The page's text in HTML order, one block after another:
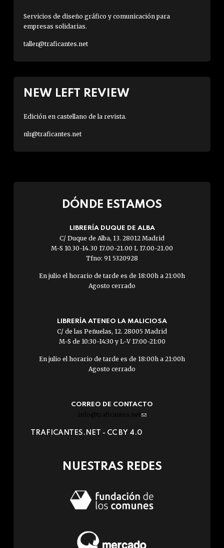
Servicios de diseño gráfico y comunicación para
empresas solidarias.
taller@traficantes.net
NEW LEFT REVIEW
Edición en castellano de la revista.
nlr@traficantes.net
DÓNDE ESTAMOS
LIBRERÍA DUQUE DE ALBA
C/ Duque de Alba, 13. 28012 Madrid
M-S 10.30-14.30 17.00-21.00 L 17.00-21.00
Tfno: 91 5320928
En julio el horario de tarde es de 18:00h a 21:00h
Agosto cerrado
LIBRERÍA ATENEO LA MALICIOSA
C/ de las Peñuelas, 12. 28005 Madrid
M-S de 10:30-14:30 y L-V 17:00-21:00
En julio el horario de tarde es de 18:00h a 21:00h
Agosto cerrado
CORREO DE CONTACTO
info@traficantes.net (link
e-
TRAFICANTES.NET - CC BY 4.0
NUESTRAS REDES